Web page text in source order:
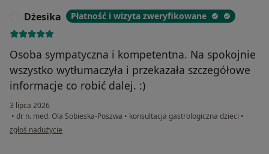
Dżesika Płatność i wizyta zweryfikowane
Osoba sympatyczna i kompetentna. Na spokojnie
wszystko wytłumaczyła i przekazała szczegółowe
informacje co robić dalej. :)
3 lipca 2026
• dr n. med. Ola Sobieska-Poszwa • konsultacja gastrologiczna dzieci •
w opinii użytkownika Dżesika
zgłoś nadużycie